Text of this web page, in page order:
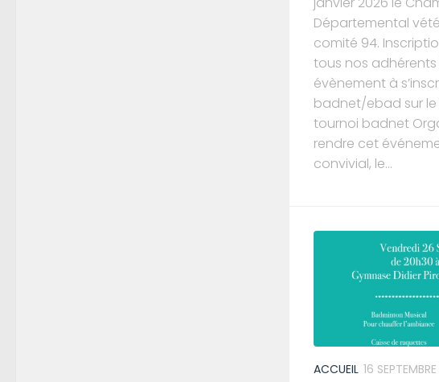
Départemental
comité 94.
tous nos
évènement à
badnet/ebad sur le
tournoi badnet
rendre cet
convivial, le...
ACCUEIL 16